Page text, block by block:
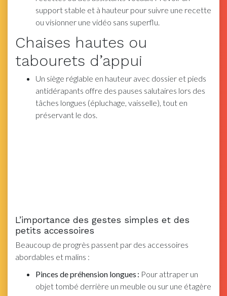
support stable et à hauteur pour suivre une recette
ou visionner une vidéo sans superflu.
Chaises hautes ou
tabourets d’appui
Un siège réglable en hauteur avec dossier et pieds
antidérapants offre des pauses salutaires lors des
tâches longues (épluchage, vaisselle), tout en
préservant le dos.
L’importance des gestes simples et des
petits accessoires
Beaucoup de progrès passent par des accessoires
abordables et malins :
Pinces de préhension longues : Pour attraper un
objet tombé derrière un meuble ou sur une étagère